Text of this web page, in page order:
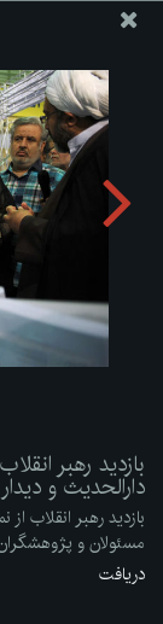
بازدید رهبر
و دیدار با
بازدید رهبر
دارالحدیث و
بازدید رهبر انقلاب
مسئولان و
دریافت